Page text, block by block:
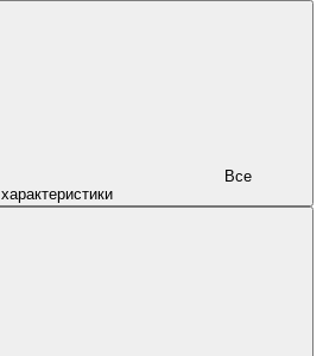
характеристики